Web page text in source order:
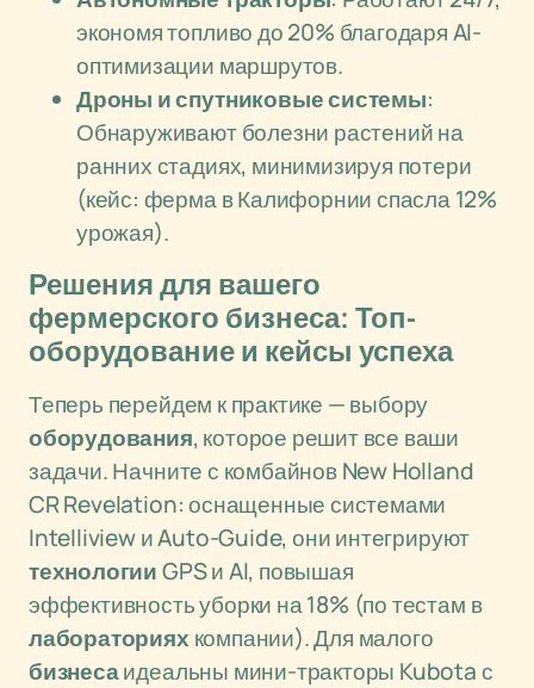
экономя топливо до 20% благодаря AI-
оптимизации маршрутов.
Дроны и спутниковые системы:
Обнаруживают болезни растений на
ранних стадиях, минимизируя потери
(кейс: ферма в Калифорнии спасла 12%
урожая).
Решения для вашего
фермерского бизнеса: Топ-
оборудование и кейсы успеха
Теперь перейдем к практике — выбору
оборудования, которое решит все ваши
задачи. Начните с комбайнов New Holland
CR Revelation: оснащенные системами
Intelliview и Auto-Guide, они интегрируют
технологииGPS и AI, повышая
эффективность уборки на 18% (по тестам в
лабораториях компании). Для малого
бизнесаидеальны мини-тракторы Kubota с